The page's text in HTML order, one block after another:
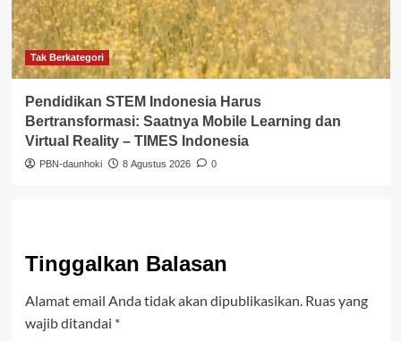
Tak Berkategori
Pendidikan STEM Indonesia Harus
Bertransformasi: Saatnya Mobile Learning dan
Virtual Reality – TIMES Indonesia
PBN-daunhoki 8 Agustus 2026 0
Tinggalkan Balasan
Alamat email Anda tidak akan dipublikasikan. Ruas yang
wajib ditandai *